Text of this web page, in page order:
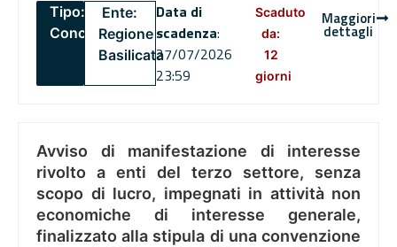
Tipo:
Concorsi
Ente:
Regione
Basilicata
Data di
scadenza:
27/07/2026
23:59
Scaduto
da:
12
giorni
Maggiori
dettagli
Avviso di manifestazione di interesse
rivolto a enti del terzo settore, senza
scopo di lucro, impegnati in attività non
economiche di interesse generale,
finalizzato alla stipula di una convenzione